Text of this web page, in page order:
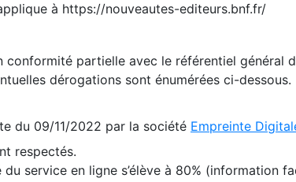
à https://nouveautes-editeurs.bnf.fr/
conformité partielle avec le référentiel général
dérogations sont énumérées ci-dessous.
du 09/11/2022 par la société Empreinte
respectés.
service en ligne s’élève à 80% (information